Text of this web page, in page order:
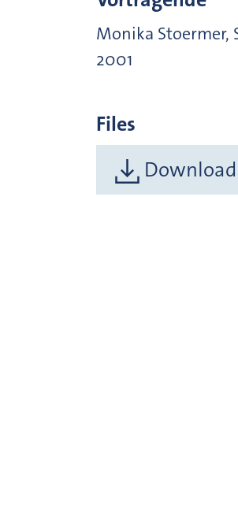
Monika Stoermer,
2001
Files
Download